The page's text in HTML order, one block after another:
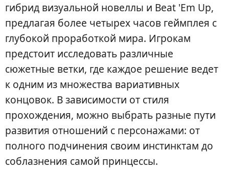
гибрид визуальной новеллы и Beat 'Em Up,
предлагая более четырех часов геймплея с
глубокой проработкой мира. Игрокам
предстоит исследовать различные
сюжетные ветки, где каждое решение ведет
к одним из множества вариативных
концовок. В зависимости от стиля
прохождения, можно выбрать разные пути
развития отношений с персонажами: от
полного подчинения своим инстинктам до
соблазнения самой принцессы.